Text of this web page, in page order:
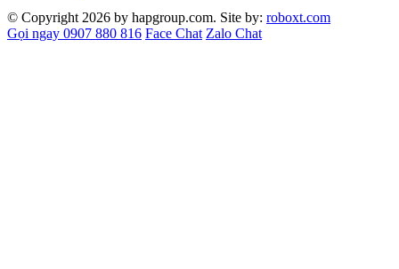
© Copyright 2026 by hapgroup.com. Site by: roboxt.com
Gọi ngay 0907 880 816 Face Chat Zalo Chat